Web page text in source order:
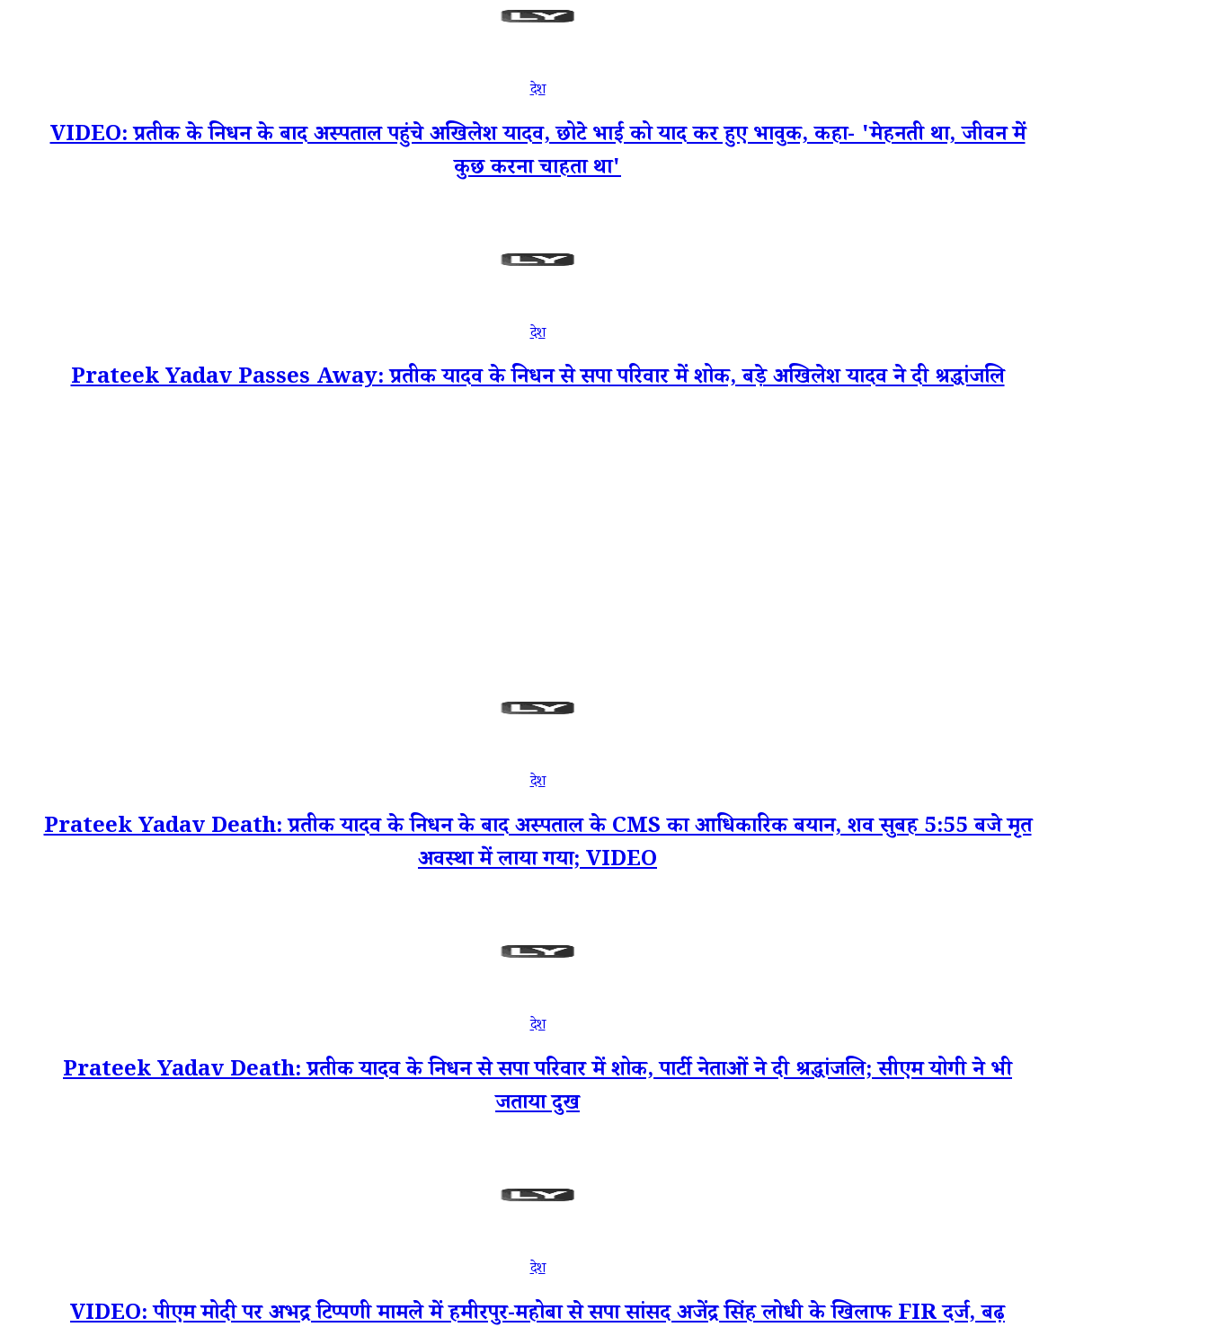
देश
VIDEO: प्रतीक के निधन के बाद अस्पताल पहुंचे अखिलेश यादव, छोटे भाई को याद कर हुए भावुक, कहा- 'मेहनती था, जीवन में
कुछ करना चाहता था'
देश
Prateek Yadav Passes Away: प्रतीक यादव के निधन से सपा परिवार में शोक, बड़े अखिलेश यादव ने दी श्रद्धांजलि
देश
Prateek Yadav Death: प्रतीक यादव के निधन के बाद अस्पताल के CMS का आधिकारिक बयान, शव सुबह 5:55 बजे मृत
अवस्था में लाया गया; VIDEO
देश
Prateek Yadav Death: प्रतीक यादव के निधन से सपा परिवार में शोक, पार्टी नेताओं ने दी श्रद्धांजलि; सीएम योगी ने भी
जताया दुख
देश
VIDEO: पीएम मोदी पर अभद्र टिप्पणी मामले में हमीरपुर-महोबा से सपा सांसद अजेंद्र सिंह लोधी के खिलाफ FIR दर्ज, बढ़